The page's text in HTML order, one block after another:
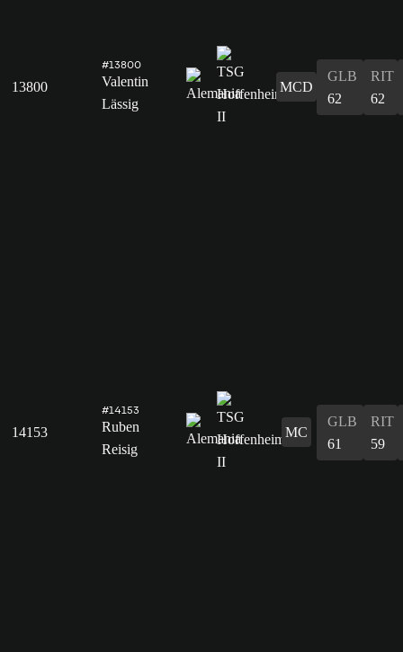
13800
#13800
Valentin
Lässig
MCD
GLB
62
RIT
62
14153
#14153
Ruben
Reisig
MC
GLB
61
RIT
59